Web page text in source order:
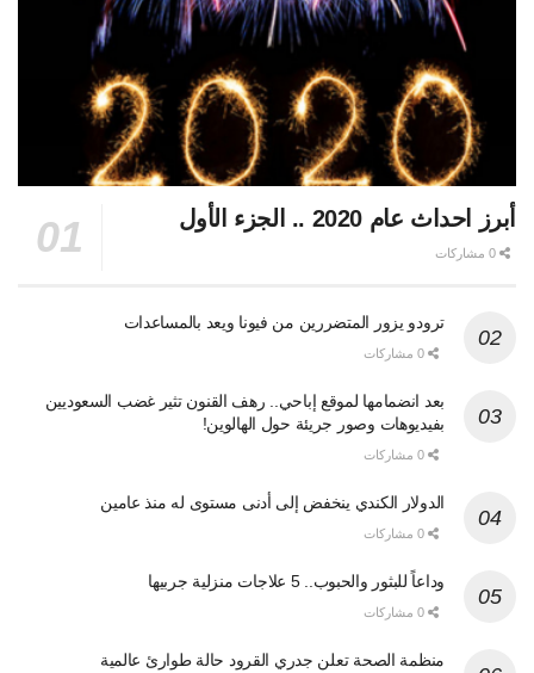
أبرز احداث عام 2020 .. الجزء الأول
ترودو يزور المتضررين من فيونا ويعد بالمساعدات
بعد انضمامها لموقع إباحي.. رهف القنون تثير غضب السعوديين
بفيديوهات وصور جريئة حول الهالوين!
الدولار الكندي ينخفض إلى أدنى مستوى له منذ عامين
وداعاً للبثور والحبوب.. 5 علاجات منزلية جربيها
منظمة الصحة تعلن جدري القرود حالة طوارئ عالمية